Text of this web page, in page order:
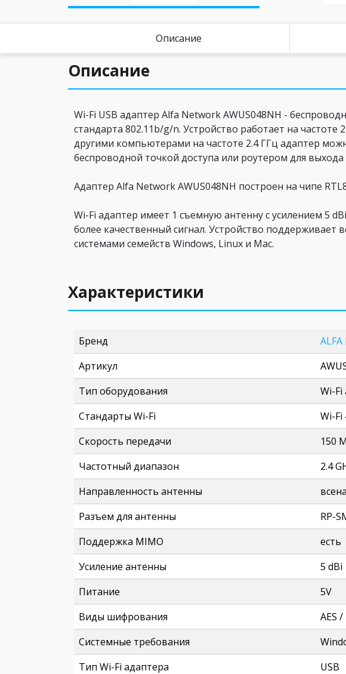
Описание
Описание
Wi-Fi USB адаптер Alfa Network AWUS048NH -
стандарта 802.11b/g/n. Устройство работает на
другими компьютерами на частоте 2.4 ГГц адаптер
беспроводной точкой доступа или роутером для выхода
Адаптер Alfa Network AWUS048NH построен на чипе
Wi-Fi адаптер имеет 1 съемную антенну с усилением
более качественный сигнал. Устройство
системами семейств Windows, Linux и Mac.
Характеристики
Бренд
Артикул
Тип оборудования
Wi-Fi
Стандарты Wi-Fi
Wi-Fi
Скорость передачи
150
Частотный диапазон
2.4
Направленность антенны
Разъем для антенны
RP-
Поддержка MIMO
есть
Усиление антенны
5 dBi
Питание
5V
Виды шифрования
AES
Системные требования
Тип Wi-Fi адаптера
USB